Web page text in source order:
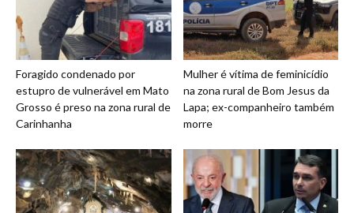
Foragido condenado por
estupro de vulnerável em Mato
Grosso é preso na zona rural de
Carinhanha
Mulher é vítima de feminicídio
na zona rural de Bom Jesus da
Lapa; ex-companheiro também
morre